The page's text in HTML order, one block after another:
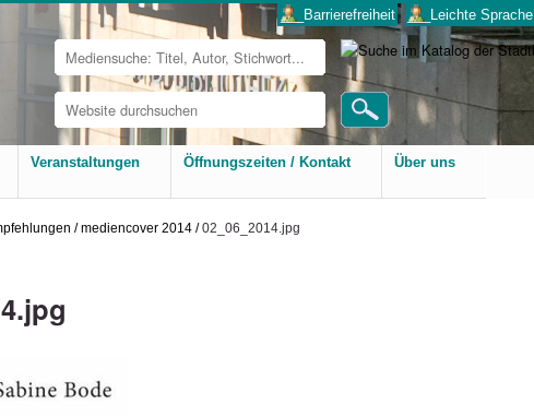
Website
durchsuchen
Erweiterte
Suche…
___Barrierefreiheit ___Leichte Sprache
Veranstaltungen Öffnungszeiten / Kontakt Über uns
/mediencover 2014 /02_06_2014.jpg